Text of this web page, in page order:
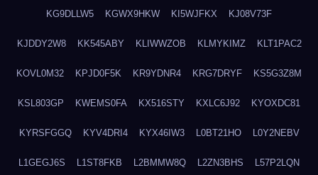
KG9DLLW5 KGWX9HKW KI5WJFKX KJ08V73F
KJDDY2W8 KK545ABY KLIWWZOB KLMYKIMZ KLT1PAC2
KOVL0M32 KPJD0F5K KR9YDNR4 KRG7DRYF KS5G3Z8M
KSL803GP KWEMS0FA KX516STY KXLC6J92 KYOXDC81
KYRSFGGQ KYV4DRI4 KYX46IW3 L0BT21HO L0Y2NEBV
L1GEGJ6S L1ST8FKB L2BMMW8Q L2ZN3BHS L57P2LQN